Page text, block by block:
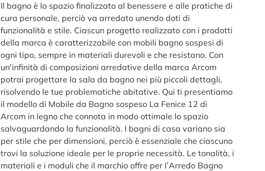
Il bagno è lo spazio finalizzato al benessere e alle pratiche di
cura personale, perciò va arredato unendo doti di
funzionalità e stile. Ciascun progetto realizzato con i prodotti
della marca è caratterizzabile con mobili bagno sospesi di
ogni tipo, sempre in materiali durevoli e che resistano. Con
un'infinità di composizioni arredative della marca Arcom
potrai progettare la sala da bagno nei più piccoli dettagli,
risolvendo le tue problematiche abitative. Qui ti presentiamo
il modello di Mobile da Bagno sospeso La Fenice 12 di
Arcom in legno che connota in modo ottimale lo spazio
salvaguardando la funzionalità. I bagni di casa variano sia
per stile che per dimensioni, perciò è essenziale che ciascuno
trovi la soluzione ideale per le proprie necessità. Le tonalità, i
materiali e i moduli che il marchio offre per l’Arredo Bagno